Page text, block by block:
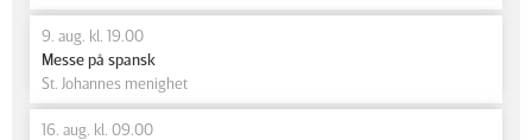
9. aug. kl. 19.00
Messe på spansk
St. Johannes menighet
16. aug. kl. 09.00